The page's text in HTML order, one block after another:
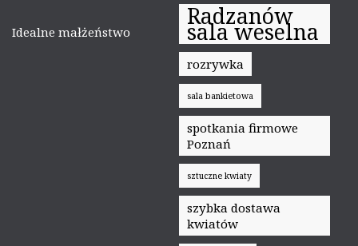
Idealne małżeństwo
Radzanów
sala weselna
rozrywka
sala bankietowa
spotkania firmowe
Poznań
sztuczne kwiaty
szybka dostawa
kwiatów